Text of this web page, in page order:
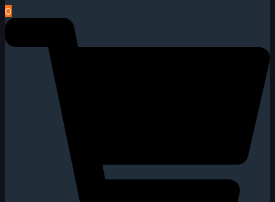
0